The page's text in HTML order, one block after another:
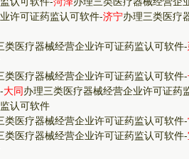
许可证药监认可软件-济宁办理三类医疗
类医疗器械经营企业许可证药监认可软件-
类医疗器械经营企业许可证药监认可软件-
-大同办理三类医疗器械经营企业许可证药
认可软件
类医疗器械经营企业许可证药监认可软件-
类医疗器械经营企业许可证药监认可软件-